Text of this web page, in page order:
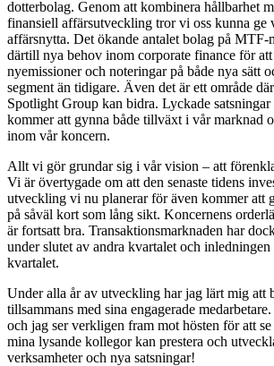
dotterbolag. Genom att kombinera hållbarhet
finansiell affärsutveckling tror vi oss kunna ge
affärsnytta. Det ökande antalet bolag på MTF-
därtill nya behov inom corporate finance för
nyemissioner och noteringar på både nya sätt
segment än tidigare. Även det är ett område
Spotlight Group kan bidra. Lyckade satsningar
kommer att gynna både tillväxt i vår marknad
inom vår koncern.
Allt vi gör grundar sig i vår vision – att
Vi är övertygade om att den senaste tidens
utveckling vi nu planerar för även kommer att
på såväl kort som lång sikt. Koncernens
är fortsatt bra. Transaktionsmarknaden har
under slutet av andra kvartalet och inledningen
kvartalet.
Under alla år av utveckling har jag lärt mig att
tillsammans med sina engagerade
och jag ser verkligen fram mot hösten för att
mina lysande kollegor kan prestera och
verksamheter och nya satsningar!